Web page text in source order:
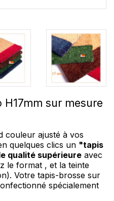
H17mm sur mesure
couleur ajusté à vos
quelques clics un "tapis
qualité supérieure avec
le format , et la teinte
Votre tapis-brosse sur
spécialement